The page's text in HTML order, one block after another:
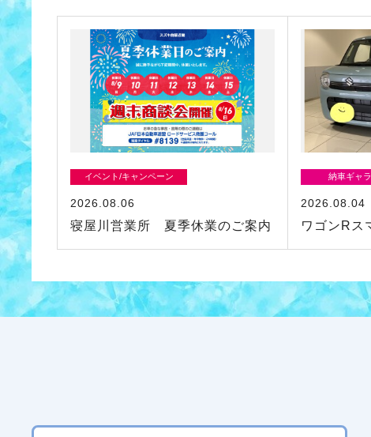
イベント/キャンペーン
2026.08.06
寝屋川営業所 夏季休業のご案内
納車ギャ
2026.08.04
ワゴンRス